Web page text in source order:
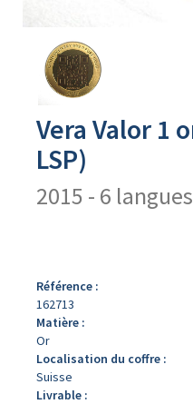
produit
Vera Valor 1
LSP)
2015 - 6
Référence :
162713
Matière :
Or
Localisation du coffre :
Suisse
Livrable :